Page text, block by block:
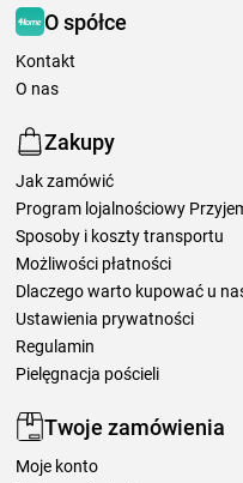
O spółce
Kontakt
O nas
Zakupy
Jak zamówić
Program lojalnościowy
Sposoby i koszty transportu
Możliwości płatności
Dlaczego warto kupować u
Ustawienia prywatności
Regulamin
Pielęgnacja pościeli
Twoje zamówienia
Moje konto